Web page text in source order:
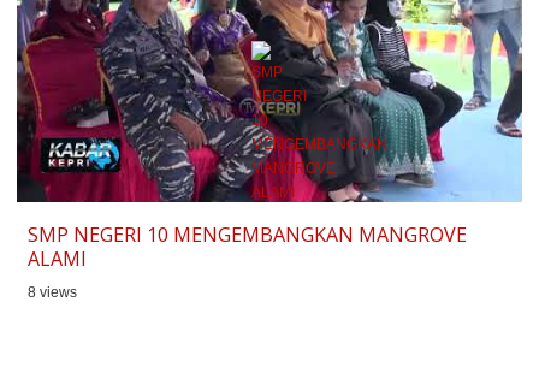
SMP NEGERI 10 MENGEMBANGKAN MANGROVE
ALAMI
8 views